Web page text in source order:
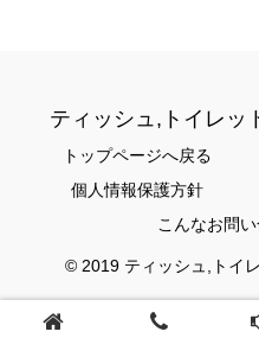
ティッシュ,トイレッ
トップページへ戻る
個人情報保護方針
こんなお問
© 2019 ティッシュ,トイ